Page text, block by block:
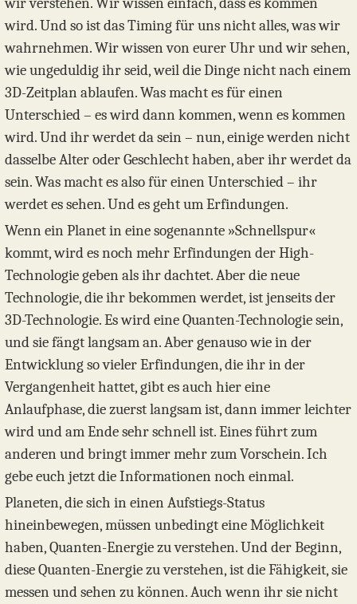
wird. Und so ist das Timing für uns nicht alles, was wir
wahrnehmen. Wir wissen von eurer Uhr und wir sehen,
wie ungeduldig ihr seid, weil die Dinge nicht nach einem
3D-Zeitplan ablaufen. Was macht es für einen
Unterschied – es wird dann kommen, wenn es kommen
wird. Und ihr werdet da sein – nun, einige werden nicht
dasselbe Alter oder Geschlecht haben, aber ihr werdet da
sein. Was macht es also für einen Unterschied – ihr
werdet es sehen. Und es geht um Erfindungen.
Wenn ein Planet in eine sogenannte »Schnellspur«
kommt, wird es noch mehr Erfindungen der High-
Technologie geben als ihr dachtet. Aber die neue
Technologie, die ihr bekommen werdet, ist jenseits der
3D-Technologie. Es wird eine Quanten-Technologie sein,
und sie fängt langsam an. Aber genauso wie in der
Entwicklung so vieler Erfindungen, die ihr in der
Vergangenheit hattet, gibt es auch hier eine
Anlaufphase, die zuerst langsam ist, dann immer leichter
wird und am Ende sehr schnell ist. Eines führt zum
anderen und bringt immer mehr zum Vorschein. Ich
gebe euch jetzt die Informationen noch einmal.
Planeten, die sich in einen Aufstiegs-Status
hineinbewegen, müssen unbedingt eine Möglichkeit
haben, Quanten-Energie zu verstehen. Und der Beginn,
diese Quanten-Energie zu verstehen, ist die Fähigkeit, sie
messen und sehen zu können. Auch wenn ihr sie nicht